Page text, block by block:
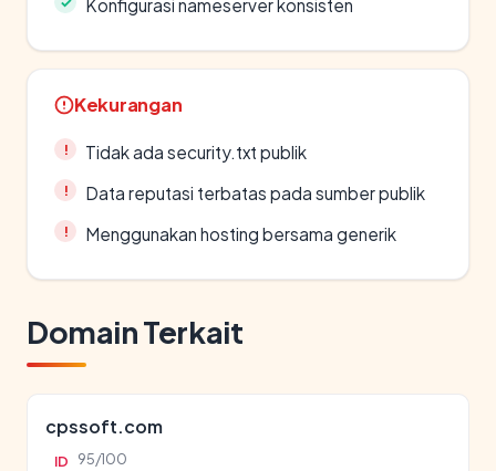
Konfigurasi nameserver konsisten
Kekurangan
Tidak ada security.txt publik
Data reputasi terbatas pada sumber publik
Menggunakan hosting bersama generik
Domain Terkait
cpssoft.com
ID 95/100